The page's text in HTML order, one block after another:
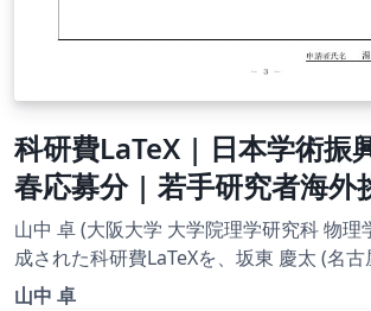
科研費LaTeX | 日本学術振
春応募分 | 若手研究者海外
ラム(2021年度第1回) |
山中 卓 (大阪大学 大学院理学研究科 物理
成された科研費LaTeXを、坂東 慶太 (名古
承を得てテンプレート登録しています。 詳細はこちら↓を
山中 卓